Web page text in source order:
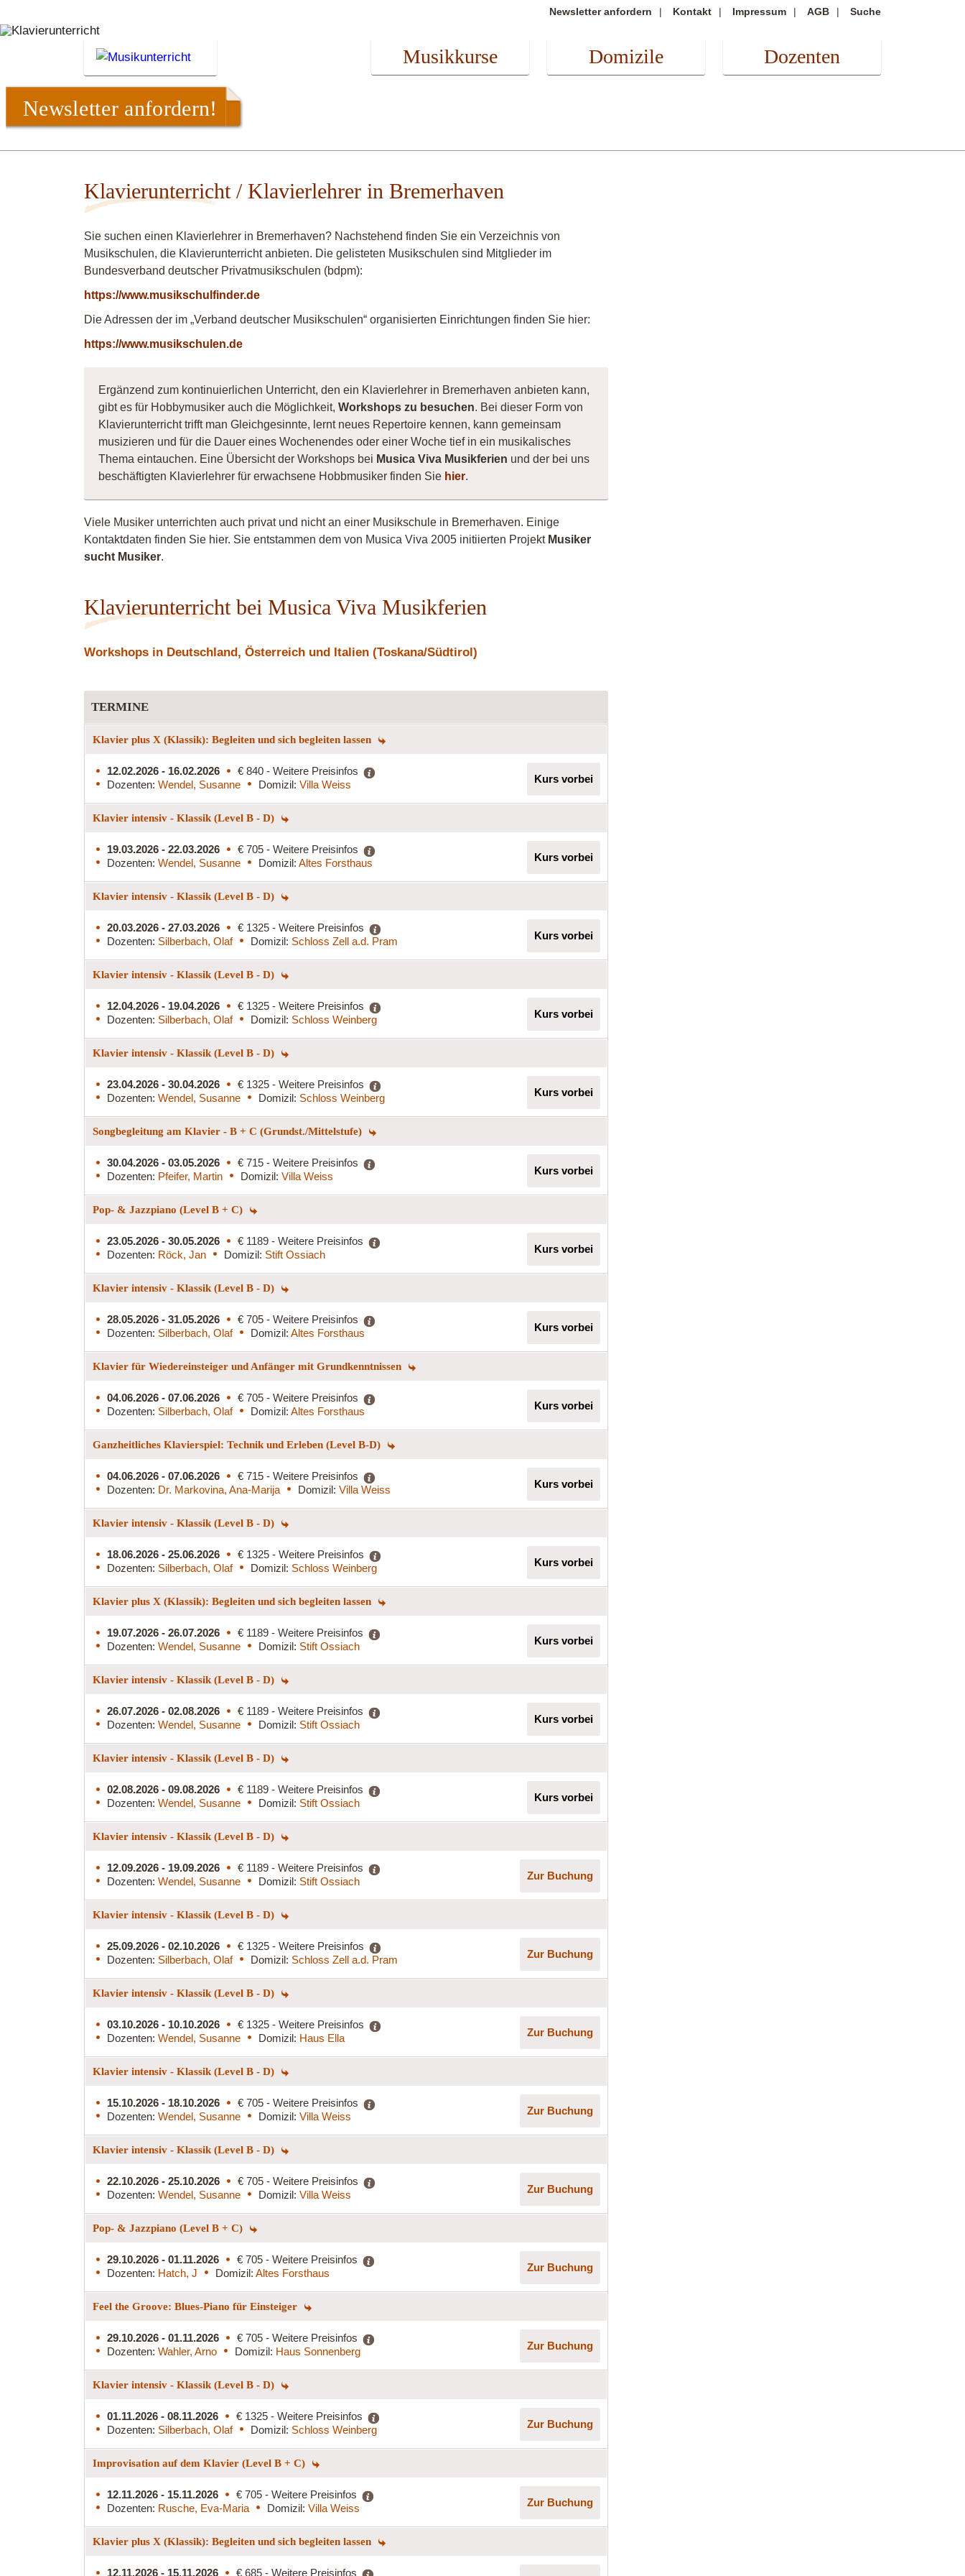
Newsletter anfordern Kontakt Impressum AGB Suche
Musikkurse Domizile Dozenten
Newsletter anfordern!
Klavierunterricht / Klavierlehrer in Bremerhaven
Sie suchen einen Klavierlehrer in Bremerhaven? Nachstehend finden Sie ein Verzeichnis von
Musikschulen, die Klavierunterricht anbieten. Die gelisteten Musikschulen sind Mitglieder im
Bundesverband deutscher Privatmusikschulen (bdpm):
https://www.musikschulfinder.de
Die Adressen der im „Verband deutscher Musikschulen“ organisierten Einrichtungen finden Sie hier:
https://www.musikschulen.de
Ergänzend zum kontinuierlichen Unterricht, den ein Klavierlehrer in Bremerhaven anbieten kann,
gibt es für Hobbymusiker auch die Möglichkeit, Workshops zu besuchen. Bei dieser Form von
Klavierunterricht trifft man Gleichgesinnte, lernt neues Repertoire kennen, kann gemeinsam
musizieren und für die Dauer eines Wochenendes oder einer Woche tief in ein musikalisches
Thema eintauchen. Eine Übersicht der Workshops bei Musica Viva Musikferien und der bei uns
beschäftigten Klavierlehrer für erwachsene Hobbmusiker finden Sie hier.
Viele Musiker unterrichten auch privat und nicht an einer Musikschule in Bremerhaven. Einige
Kontaktdaten finden Sie hier. Sie entstammen dem von Musica Viva 2005 initiierten Projekt Musiker
sucht Musiker.
Klavierunterricht bei Musica Viva Musikferien
Workshops in Deutschland, Österreich und Italien (Toskana/Südtirol)
TERMINE
Klavier plus X (Klassik): Begleiten und sich begleiten lassen
12.02.2026 - 16.02.2026
€ 840 - Weitere Preisinfos
Dozenten: Wendel, Susanne Domizil: Villa Weiss Kurs vorbei
Klavier intensiv - Klassik (Level B - D)
19.03.2026 - 22.03.2026
€ 705 - Weitere Preisinfos
Dozenten: Wendel, Susanne Domizil: Altes Forsthaus Kurs vorbei
Klavier intensiv - Klassik (Level B - D)
20.03.2026 - 27.03.2026
€ 1325 - Weitere Preisinfos
Dozenten: Silberbach, Olaf Domizil: Schloss Zell a.d. Pram Kurs vorbei
Klavier intensiv - Klassik (Level B - D)
12.04.2026 - 19.04.2026
€ 1325 - Weitere Preisinfos
Dozenten: Silberbach, Olaf Domizil: Schloss Weinberg Kurs vorbei
Klavier intensiv - Klassik (Level B - D)
23.04.2026 - 30.04.2026
€ 1325 - Weitere Preisinfos
Dozenten: Wendel, Susanne Domizil: Schloss Weinberg Kurs vorbei
Songbegleitung am Klavier - B + C (Grundst./Mittelstufe)
30.04.2026 - 03.05.2026
€ 715 - Weitere Preisinfos
Dozenten: Pfeifer, Martin Domizil: Villa Weiss Kurs vorbei
Pop- & Jazzpiano (Level B + C)
23.05.2026 - 30.05.2026
€ 1189 - Weitere Preisinfos
Dozenten: Röck, Jan Domizil: Stift Ossiach Kurs vorbei
Klavier intensiv - Klassik (Level B - D)
28.05.2026 - 31.05.2026
€ 705 - Weitere Preisinfos
Dozenten: Silberbach, Olaf Domizil: Altes Forsthaus Kurs vorbei
Klavier für Wiedereinsteiger und Anfänger mit Grundkenntnissen
04.06.2026 - 07.06.2026
€ 705 - Weitere Preisinfos
Dozenten: Silberbach, Olaf Domizil: Altes Forsthaus Kurs vorbei
Ganzheitliches Klavierspiel: Technik und Erleben (Level B-D)
04.06.2026 - 07.06.2026
€ 715 - Weitere Preisinfos
Dozenten: Dr. Markovina, Ana-Marija Domizil: Villa Weiss Kurs vorbei
Klavier intensiv - Klassik (Level B - D)
18.06.2026 - 25.06.2026
€ 1325 - Weitere Preisinfos
Dozenten: Silberbach, Olaf Domizil: Schloss Weinberg Kurs vorbei
Klavier plus X (Klassik): Begleiten und sich begleiten lassen
19.07.2026 - 26.07.2026
€ 1189 - Weitere Preisinfos
Dozenten: Wendel, Susanne Domizil: Stift Ossiach Kurs vorbei
Klavier intensiv - Klassik (Level B - D)
26.07.2026 - 02.08.2026
€ 1189 - Weitere Preisinfos
Dozenten: Wendel, Susanne Domizil: Stift Ossiach Kurs vorbei
Klavier intensiv - Klassik (Level B - D)
02.08.2026 - 09.08.2026
€ 1189 - Weitere Preisinfos
Dozenten: Wendel, Susanne Domizil: Stift Ossiach Kurs vorbei
Klavier intensiv - Klassik (Level B - D)
12.09.2026 - 19.09.2026
€ 1189 - Weitere Preisinfos
Dozenten: Wendel, Susanne Domizil: Stift Ossiach Zur Buchung
Klavier intensiv - Klassik (Level B - D)
25.09.2026 - 02.10.2026
€ 1325 - Weitere Preisinfos
Dozenten: Silberbach, Olaf Domizil: Schloss Zell a.d. Pram Zur Buchung
Klavier intensiv - Klassik (Level B - D)
03.10.2026 - 10.10.2026
€ 1325 - Weitere Preisinfos
Dozenten: Wendel, Susanne Domizil: Haus Ella Zur Buchung
Klavier intensiv - Klassik (Level B - D)
15.10.2026 - 18.10.2026
€ 705 - Weitere Preisinfos
Dozenten: Wendel, Susanne Domizil: Villa Weiss Zur Buchung
Klavier intensiv - Klassik (Level B - D)
22.10.2026 - 25.10.2026
€ 705 - Weitere Preisinfos
Dozenten: Wendel, Susanne Domizil: Villa Weiss Zur Buchung
Pop- & Jazzpiano (Level B + C)
29.10.2026 - 01.11.2026
€ 705 - Weitere Preisinfos
Dozenten: Hatch, J Domizil: Altes Forsthaus Zur Buchung
Feel the Groove: Blues-Piano für Einsteiger
29.10.2026 - 01.11.2026
€ 705 - Weitere Preisinfos
Dozenten: Wahler, Arno Domizil: Haus Sonnenberg Zur Buchung
Klavier intensiv - Klassik (Level B - D)
01.11.2026 - 08.11.2026
€ 1325 - Weitere Preisinfos
Dozenten: Silberbach, Olaf Domizil: Schloss Weinberg Zur Buchung
Improvisation auf dem Klavier (Level B + C)
12.11.2026 - 15.11.2026
€ 705 - Weitere Preisinfos
Dozenten: Rusche, Eva-Maria Domizil: Villa Weiss Zur Buchung
Klavier plus X (Klassik): Begleiten und sich begleiten lassen
12.11.2026 - 15.11.2026 € 685 - Weitere Preisinfos